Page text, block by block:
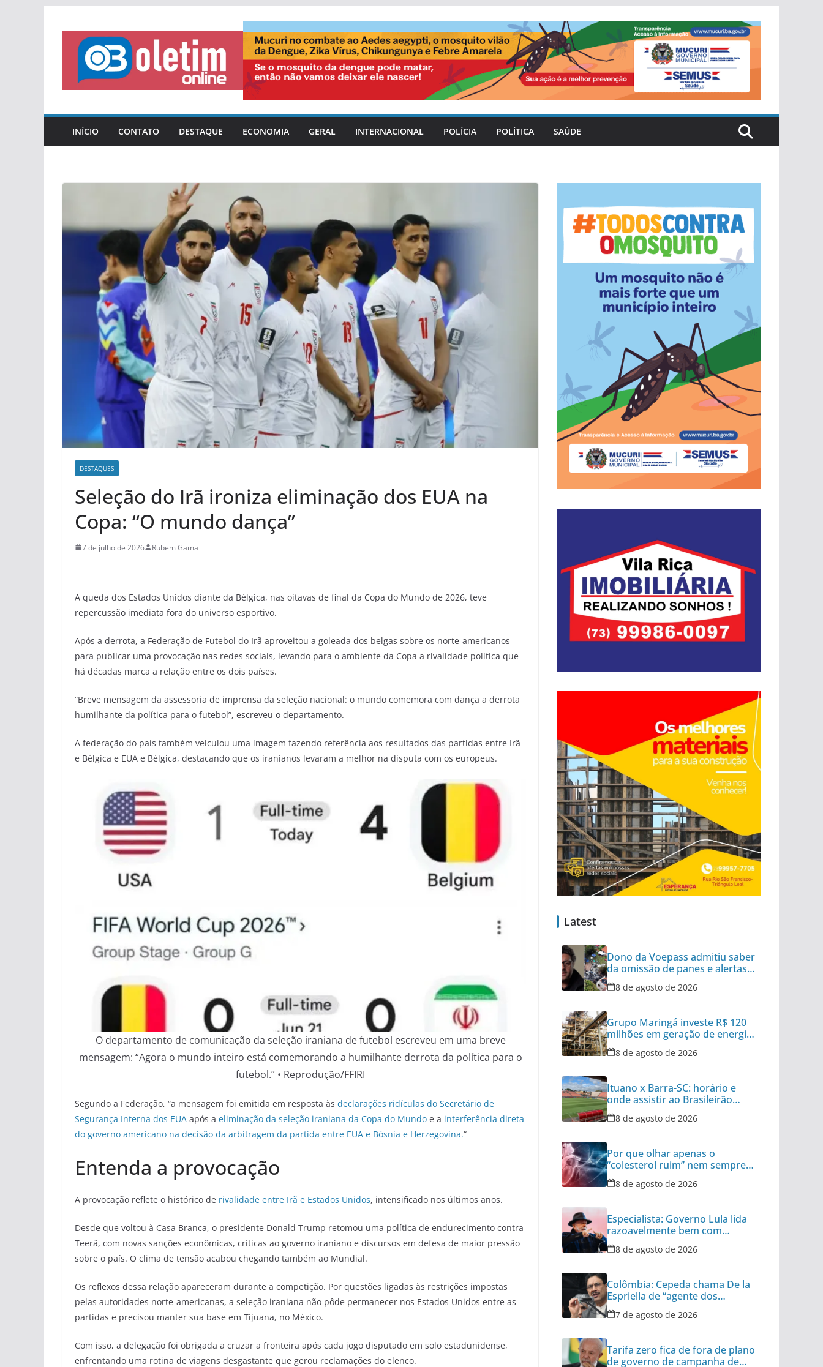
para
conteúdo
INÍCIO CONTATO DESTAQUE ECONOMIA GERAL INTERNACIONAL POLÍCIA POLÍTICA SAÚDE
DESTAQUES
Seleção do Irã ironiza eliminação dos EUA na
Copa: “O mundo dança”
7 de julho de 2026 Rubem Gama
A queda dos Estados Unidos diante da Bélgica, nas oitavas de final da Copa do Mundo de 2026, teve
repercussão imediata fora do universo esportivo.
Após a derrota, a Federação de Futebol do Irã aproveitou a goleada dos belgas sobre os norte-americanos
para publicar uma provocação nas redes sociais, levando para o ambiente da Copa a rivalidade política que
há décadas marca a relação entre os dois países.
“Breve mensagem da assessoria de imprensa da seleção nacional: o mundo comemora com dança a derrota
humilhante da política para o futebol”, escreveu o departamento.
A federação do país também veiculou uma imagem fazendo referência aos resultados das partidas entre Irã
e Bélgica e EUA e Bélgica, destacando que os iranianos levaram a melhor na disputa com os europeus.
O departamento de comunicação da seleção iraniana de futebol escreveu em uma breve
mensagem: “Agora o mundo inteiro está comemorando a humilhante derrota da política para o
futebol.” • Reprodução/FFIRI
Segundo a Federação, “a mensagem foi emitida em resposta às declarações ridículas do Secretário de
Segurança Interna dos EUA após a eliminação da seleção iraniana da Copa do Mundo e a interferência direta
do governo americano na decisão da arbitragem da partida entre EUA e Bósnia e Herzegovina.“
Entenda a provocação
A provocação reflete o histórico de rivalidade entre Irã e Estados Unidos, intensificado nos últimos anos.
Desde que voltou à Casa Branca, o presidente Donald Trump retomou uma política de endurecimento contra
Teerã, com novas sanções econômicas, críticas ao governo iraniano e discursos em defesa de maior pressão
sobre o país. O clima de tensão acabou chegando também ao Mundial.
Os reflexos dessa relação apareceram durante a competição. Por questões ligadas às restrições impostas
pelas autoridades norte-americanas, a seleção iraniana não pôde permanecer nos Estados Unidos entre as
partidas e precisou manter sua base em Tijuana, no México.
Com isso, a delegação foi obrigada a cruzar a fronteira após cada jogo disputado em solo estadunidense,
enfrentando uma rotina de viagens desgastante que gerou reclamações do elenco.
Latest
Dono da Voepass admitiu saber
da omissão de panes e alertas
em aeronaves
8 de agosto de 2026
Grupo Maringá investe R$ 120
milhões em geração de energia
com biomassa
8 de agosto de 2026
Ituano x Barra-SC: horário e
onde assistir ao Brasileirão
Série C
8 de agosto de 2026
Por que olhar apenas o
“colesterol ruim” nem sempre é
suficiente
8 de agosto de 2026
Especialista: Governo Lula lida
razoavelmente bem com
tensão diplomática
8 de agosto de 2026
Colômbia: Cepeda chama De la
Espriella de “agente dos
interesses dos EUA”
7 de agosto de 2026
Tarifa zero fica de fora de plano
de governo de campanha de